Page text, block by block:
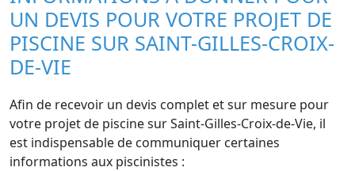
UN DEVIS POUR VOTRE PROJET DE
PISCINE SUR SAINT-GILLES-CROIX-
DE-VIE
Afin de recevoir un devis complet et sur mesure pour
votre projet de piscine sur Saint-Gilles-Croix-de-Vie, il
est indispensable de communiquer certaines
informations aux piscinistes :